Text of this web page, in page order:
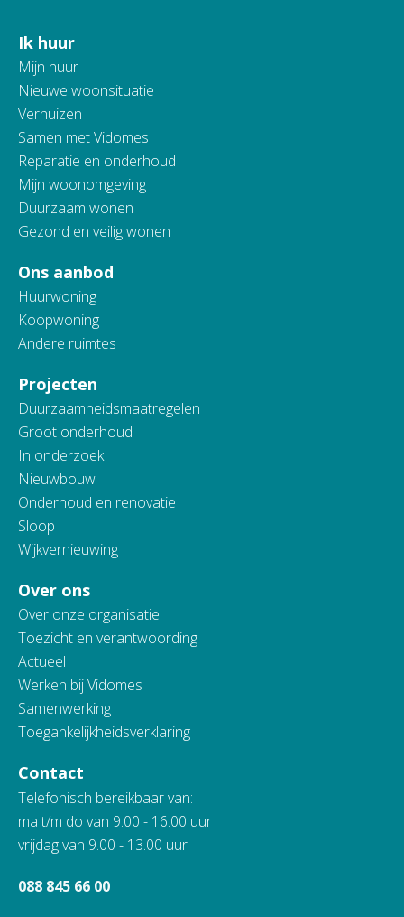
Contactinformatie
Ik huur
Mijn huur
Nieuwe woonsituatie
Verhuizen
Samen met Vidomes
Reparatie en onderhoud
Mijn woonomgeving
Duurzaam wonen
Gezond en veilig wonen
Ons aanbod
Huurwoning
Koopwoning
Andere ruimtes
Projecten
Duurzaamheidsmaatregelen
Groot onderhoud
In onderzoek
Nieuwbouw
Onderhoud en renovatie
Sloop
Wijkvernieuwing
Over ons
Over onze organisatie
Toezicht en verantwoording
Actueel
Werken bij Vidomes
Samenwerking
Toegankelijkheidsverklaring
Contact
Telefonisch bereikbaar van:
ma t/m do van 9.00 - 16.00 uur
vrijdag van 9.00 - 13.00 uur
088 845 66 00